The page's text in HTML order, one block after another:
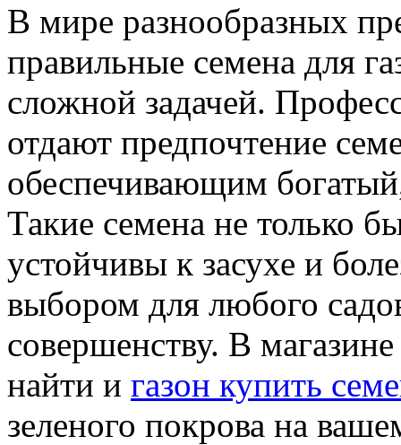
В мире разнообразных
правильные семена для
сложной задачей.
отдают предпочтение
обеспечивающим
Такие семена не только
устойчивы к засухе и
выбором для любого
совершенству. В
найти и газон купить
зеленого покрова на